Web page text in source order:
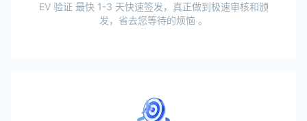
EV 验证 最快 1-3 天快速签发，真正做到极速审核和颁
发，省去您等待的烦恼 。